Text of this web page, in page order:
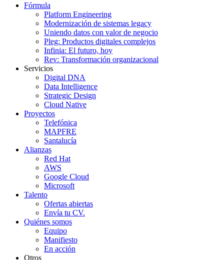
Fórmula
Platform Engineering
Modernización de sistemas legacy
Uniendo datos con valor de negocio
Pleg: Productos digitales complejos
Infinia: El futuro, hoy
Rev: Transformación organizacional
Servicios
Digital DNA
Data Intelligence
Strategic Design
Cloud Native
Proyectos
Telefónica
MAPFRE
Santalucía
Alianzas
Red Hat
AWS
Google Cloud
Microsoft
Talento
Ofertas abiertas
Envía tu CV.
Quiénes somos
Equipo
Manifiesto
En acción
Otros